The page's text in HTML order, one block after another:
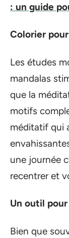
: un guide
Colorier
Les études
mandalas
que la
motifs
méditatif qui
une journée
recentrer et
Un outil
Bien que